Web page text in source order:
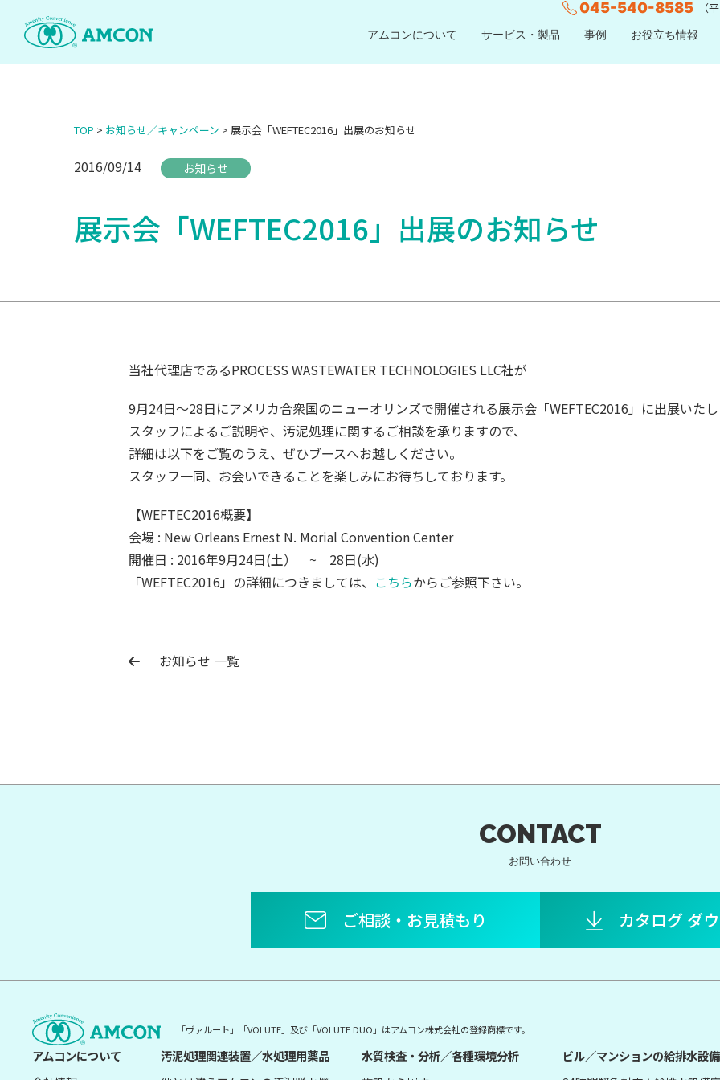
045-540-8585 （
アムコンについて サービス・製品 事例 お役立ち情報
TOP > お知らせ／キャンペーン > 展示会「WEFTEC2016」出展のお知らせ
2016/09/14 お知らせ
展示会「WEFTEC2016」出展のお知らせ
当社代理店であるPROCESS WASTEWATER TECHNOLOGIES LLC社が
9月24日～28日にアメリカ合衆国のニューオリンズで開催される展示会「WEFTEC2016」に出展いた
スタッフによるご説明や、汚泥処理に関するご相談を承りますので、
詳細は以下をご覧のうえ、ぜひブースへお越しください。
スタッフ一同、お会いできることを楽しみにお待ちしております。
【WEFTEC2016概要】
会場 : New Orleans Ernest N. Morial Convention Center
開催日 : 2016年9月24日(土） ~ 28日(水)
「WEFTEC2016」の詳細につきましては、 こちらからご参照下さい。
お知らせ 一覧
CONTACT
お問い合わせ
ご相談・お見積もり カタログ ダ
「ヴァルート」「VOLUTE」及び「VOLUTE DUO」はアムコン株式会社の登録商標です。
アムコンについて
汚泥処理関連装置／水処理用薬品
水質検査・分析／各種環境分析
ビル／マンションの給排水設